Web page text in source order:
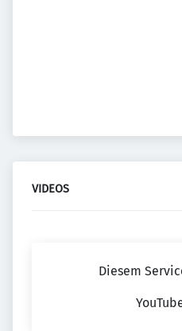
VIDEOS
Diesem